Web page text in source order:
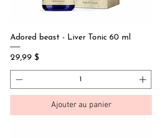
Adored beast - Liver Tonic 60 ml
Prix
29,99 $
Ajouter au panier